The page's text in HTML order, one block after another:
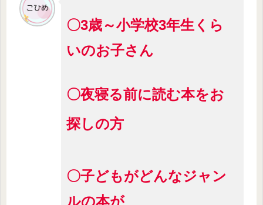
〇3歳～小学校3年生くら
いのお子さん
〇夜寝る前に読む本をお
探しの方
〇子どもがどんなジャン
ルの本が